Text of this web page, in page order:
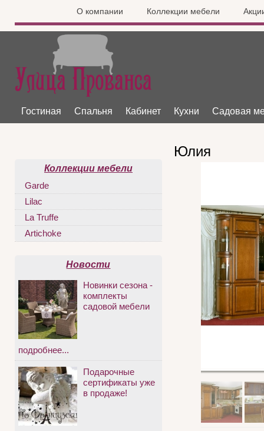
О компании Коллекции мебели
Гостиная Спальня Кабинет Кухни Садовая
Юлия
Коллекции мебели
Garde
Lilac
La Truffe
Artichoke
Новости
Новинки сезона -
комплекты
садовой мебели
подробнее...
Подарочные
сертификаты уже
в продаже!